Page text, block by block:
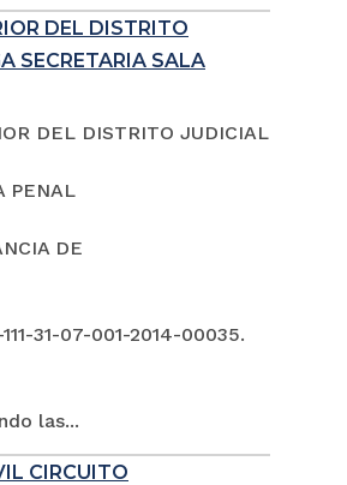
DEL DISTRITO
SECRETARIA SALA
DEL DISTRITO JUDICIAL
PENAL
DE
31-07-001-2014-00035.
las...
CIRCUITO